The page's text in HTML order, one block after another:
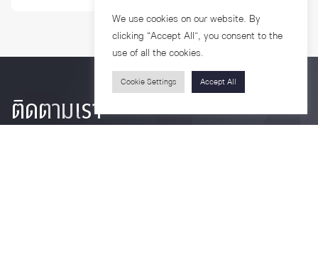
ติดตามเรา
We use cookies on our website. By
clicking “Accept All”, you consent to the
use of all the cookies.
Cookie Settings Accept All